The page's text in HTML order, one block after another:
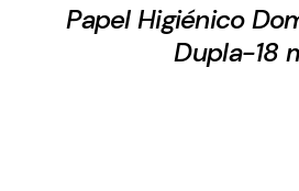
Papel Higiénico
Dupla-18